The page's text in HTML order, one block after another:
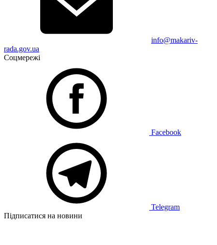
info@makariv-
rada.gov.ua
Соцмережі
Facebook
Telegram
Підписатися на новини